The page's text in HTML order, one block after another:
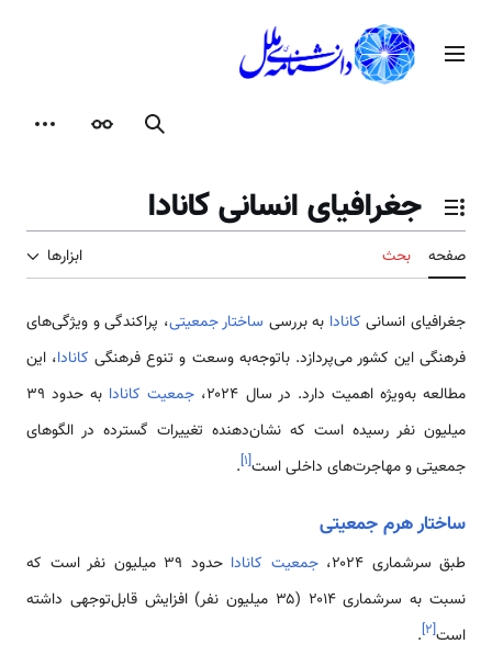
محتوامنوی اصلی
جستجوظاهر
تغییر وضعیت فهرست محتویات
جغرافیای انسانی کانادا
صفحه بحث ابزارها
جغرافیای انسانی کانادا به بررسی ساختار جمعیتی، پراکندگی و ویژگی‌های
فرهنگی این کشور می‌پردازد. باتوجه‌به وسعت و تنوع فرهنگی کانادا، این
مطالعه به‌ویژه اهمیت دارد. در سال ۲۰۲۴،
جمعیت کانادا
به حدود ۳۹
میلیون نفر رسیده است که نشان‌دهنده تغییرات گسترده در الگوهای
جمعیتی و مهاجرت‌های داخلی است[۱]
.
ساختار هرم جمعیتی
طبق سرشماری ۲۰۲۴، جمعیت کانادا
حدود ۳۹ میلیون نفر است که
نسبت به سرشماری ۲۰۱۴ (۳۵ میلیون نفر) افزایش قابل‌توجهی داشته
است[۲]
.